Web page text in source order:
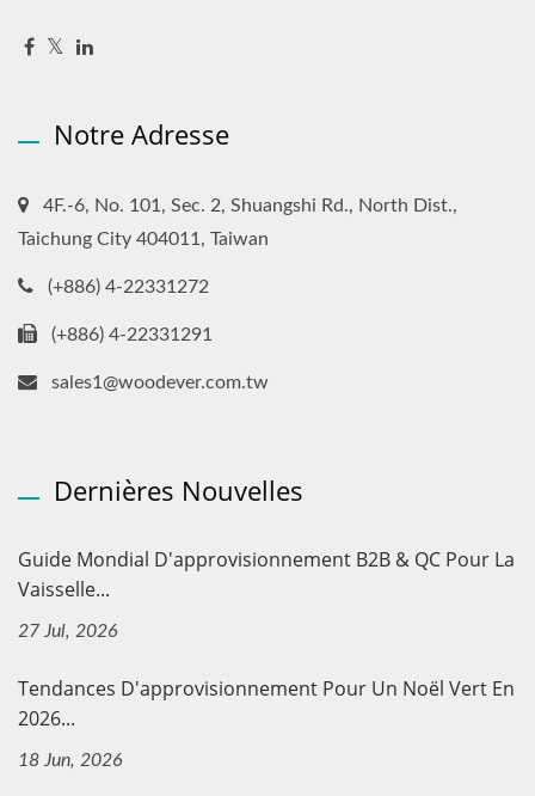
Notre Adresse
4F.-6, No. 101, Sec. 2, Shuangshi Rd., North Dist.,
Taichung City 404011, Taiwan
(+886) 4-22331272
(+886) 4-22331291
sales1@woodever.com.tw
Dernières Nouvelles
Guide Mondial D'approvisionnement B2B & QC Pour La
Vaisselle...
27 Jul, 2026
Tendances D'approvisionnement Pour Un Noël Vert En
2026...
18 Jun, 2026